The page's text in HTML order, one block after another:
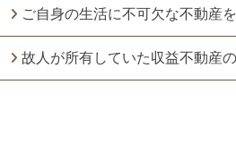
ご自身の生活に不可欠な不動産
故人が所有していた収益不動産